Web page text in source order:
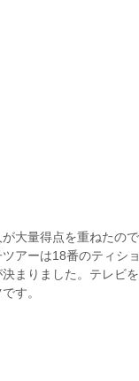
大量得点を重ねたの
アーは18番のティシ
まりました。テレビ
す。